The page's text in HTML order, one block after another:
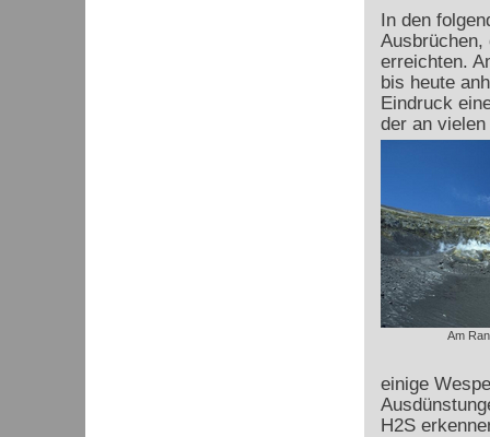
In den
Ausbrüchen,
erreichten.
bis heute
Eindruck
der an
Am
einige
H2S